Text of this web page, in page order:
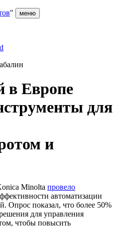
" меню
в Европе
для
и
Minolta провело
автоматизации
Опрос показал, что более 50%
для управления
чтобы повысить